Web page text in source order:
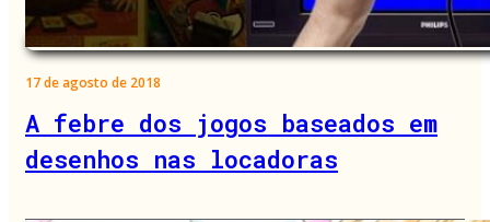
17 de agosto de 2018
A febre dos jogos baseados em
desenhos nas locadoras